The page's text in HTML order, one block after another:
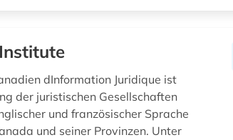
dInformation Juridique ist
der juristischen Gesellschaften
und französischer Sprache
und seiner Provinzen. Unter